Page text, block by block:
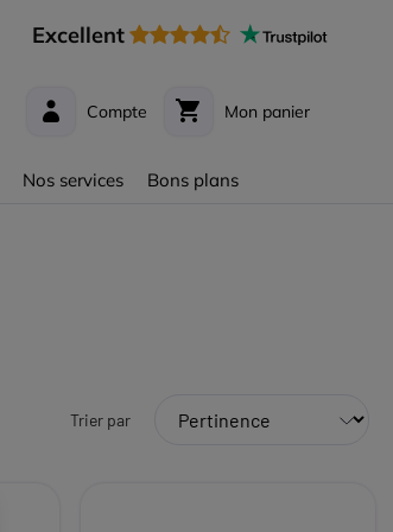
Excellent
Compte Mon panier
Nos services Bons plans
Trier par